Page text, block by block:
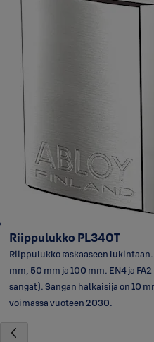
Riippulukko PL340T
Riippulukko raskaaseen
mm, 50 mm ja 100 mm. EN4 ja
sangat). Sangan halkaisija on 10
voimassa vuoteen 2030.